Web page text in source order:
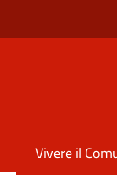
Vivere il